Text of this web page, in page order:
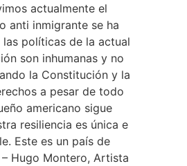
actualmente el
anti inmigrante se ha
políticas de la actual
son inhumanas y no
la Constitución y la
a pesar de todo
americano sigue
resiliencia es única e
Este es un país de
Hugo Montero, Artista